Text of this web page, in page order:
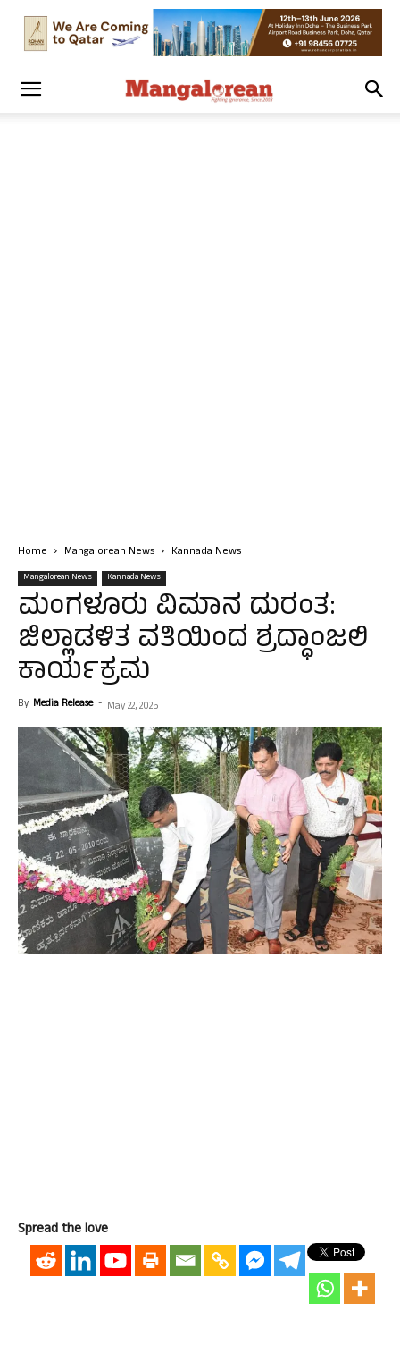
Home Mangalorean News Kannada News
Mangalorean News Kannada News
ಮಂಗಳೂರು ವಿಮಾನ ದುರಂತ:
ಜಿಲ್ಲಾಡಳಿತ ವತಿಯಿಂದ ಶ್ರದ್ಧಾಂಜಲಿ
ಕಾರ್ಯಕ್ರಮ
By Media Release - May 22, 2025
Spread the love